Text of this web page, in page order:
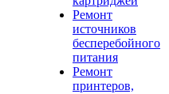
Ремонт
источников
бесперебойного
питания
Ремонт
принтеров,